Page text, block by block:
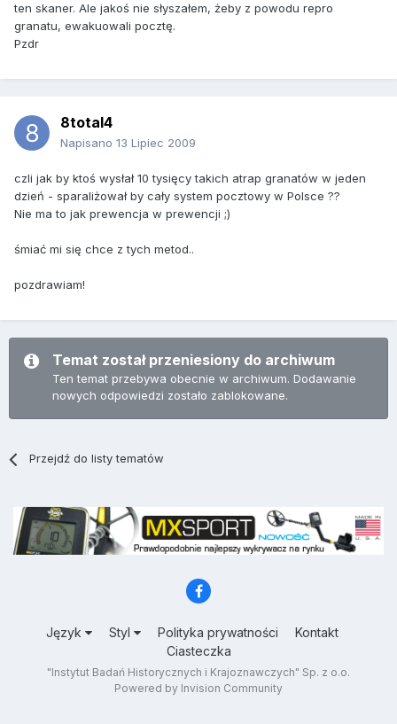
ten skaner. Ale jakoś nie słyszałem, żeby z powodu repro
granatu, ewakuowali pocztę.
Pzdr
8total4
Napisano 13 Lipiec 2009
czli jak by ktoś wysłał 10 tysięcy takich atrap granatów w jeden
dzień - sparaliżował by cały system pocztowy w Polsce ??
Nie ma to jak prewencja w prewencji ;)
śmiać mi się chce z tych metod..
pozdrawiam!
Temat został przeniesiony do archiwum
Ten temat przebywa obecnie w archiwum. Dodawanie
nowych odpowiedzi zostało zablokowane.
Przejdź do listy tematów
Język Styl Polityka prywatności
Kontakt
Ciasteczka
"Instytut Badań Historycznych i Krajoznawczych" Sp. z o.o.
Powered by Invision Community